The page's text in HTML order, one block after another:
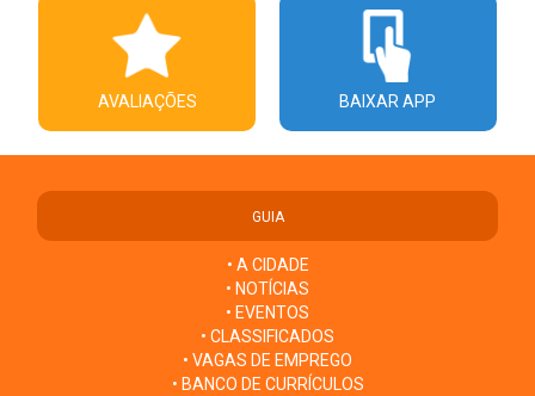
AVALIAÇÕES BAIXAR APP
GUIA
• A CIDADE
• NOTÍCIAS
• EVENTOS
• CLASSIFICADOS
• VAGAS DE EMPREGO
• BANCO DE CURRÍCULOS